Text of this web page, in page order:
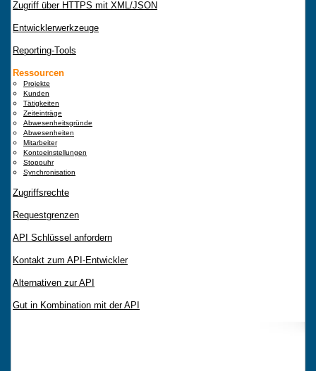
Zugriff über HTTPS mit XML/JSON
Entwicklerwerkzeuge
Reporting-Tools
Ressourcen
Projekte
Kunden
Tätigkeiten
Zeiteinträge
Abwesenheitsgründe
Abwesenheiten
Mitarbeiter
Kontoeinstellungen
Stoppuhr
Synchronisation
Zugriffsrechte
Requestgrenzen
API Schlüssel anfordern
Kontakt zum API-Entwickler
Alternativen zur API
Gut in Kombination mit der API